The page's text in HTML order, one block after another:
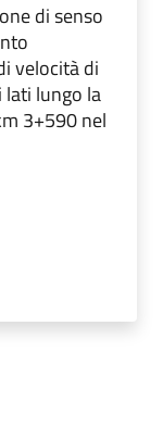
di senso
velocità di
lungo la
3+590 nel